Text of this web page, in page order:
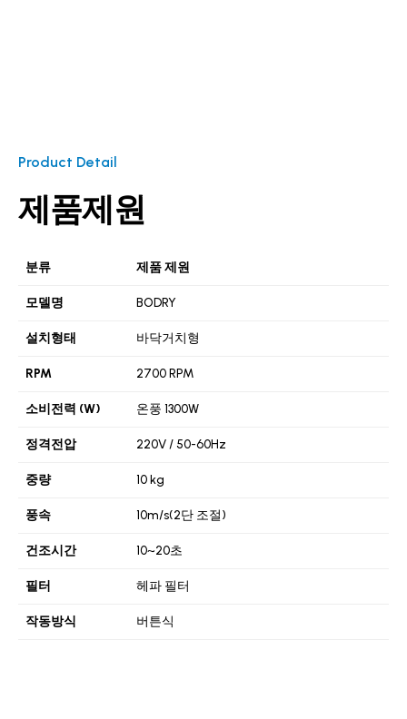
Product Detail
제품제원
분류 제품 제원
모델명 BODRY
설치형태 바닥거치형
RPM 2700 RPM
소비전력 (W) 온풍 1300W
정격전압 220V / 50-60Hz
중량 10 kg
풍속 10m/s(2단 조절)
건조시간 10~20초
필터 헤파 필터
작동방식 버튼식